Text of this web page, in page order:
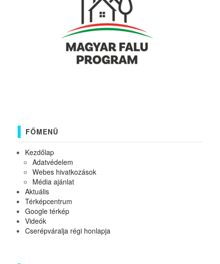
FŐMENÜ
Kezdőlap
Adatvédelem
Webes hivatkozások
Média ajánlat
Aktuális
Térképcentrum
Google térkép
Videók
Cserépváralja régi honlapja